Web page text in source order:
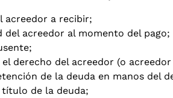
acreedor a recibir;
del acreedor al momento del pago;
el derecho del acreedor (o
de la deuda en manos del
título de la deuda;